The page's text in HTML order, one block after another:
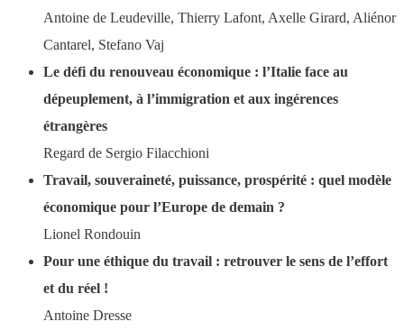
Antoine de Leudeville, Thierry Lafont, Axelle Girard, Aliénor
Cantarel, Stefano Vaj
Le défi du renouveau économique : l’Italie face au
dépeuplement, à l’immigration et aux ingérences
étrangères
Regard de Sergio Filacchioni
Travail, souveraineté, puissance, prospérité : quel modèle
économique pour l’Europe de demain ?
Lionel Rondouin
Pour une éthique du travail : retrouver le sens de l’effort
et du réel !
Antoine Dresse